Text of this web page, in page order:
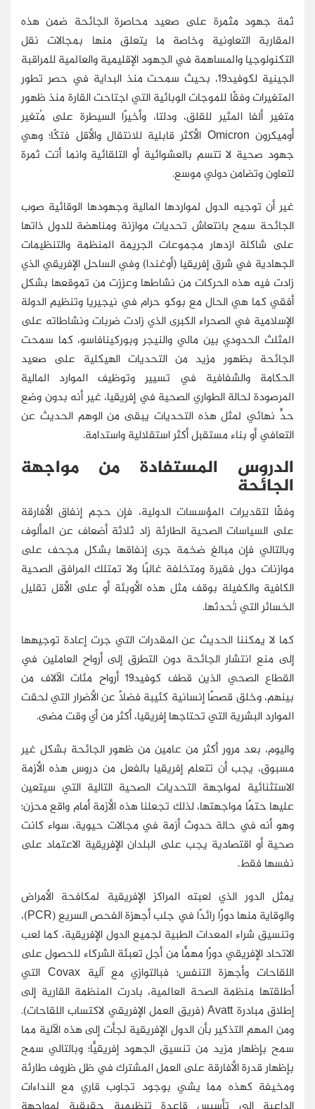
ثمة جهود مثمرة على صعيد محاصرة الجائحة ضمن هذه
المقاربة التعاونية وخاصة ما يتعلق منها بمجالات نقل
التكنولوجيا والمساهمة في الجهود الإقليمية والعالمية للمراقبة
الجينية لكوفيد19، بحيث سمحت منذ البداية في حصر تطور
المتغيرات وفقًا للموجات الوبائية التي اجتاحت القارة منذ ظهور
متغير ألفا المثير للقلق، ودلتا، وأخيرًا السيطرة على مُتغير
أوميكرون Omicron الأكثر قابلية للانتقال والأقل فتكًا؛ وهي
جهود صحية لا تتسم بالعشوائية أو التلقائية وانما أتت ثمرة
لتعاون وتضامن دولي موسع.
غير أن توجيه الدول لمواردها المالية وجهودها الوقائية صوب
الجائحة سمح بانتعاش تحديات موازنة ومناهضة للدول ذاتها
على شاكلة ازدهار مجموعات الجريمة المنظمة والتنظيمات
الجهادية في شرق إفريقيا (أوغندا) وفي الساحل الإفريقي الذي
زادت فيه هذه الحركات من نشاطها وعززت من تموقعها بشكل
أفقي كما هي الحال مع بوكو حرام في نيجيريا وتنظيم الدولة
الإسلامية في الصحراء الكبرى الذي زادت ضربات ونشاطاته على
المثلث الحدودي بين مالي والنيجر وبوركينافاسو، كما سمحت
الجائحة بظهور مزيد من التحديات الهيكلية على صعيد
الحكامة والشفافية في تسيير وتوظيف الموارد المالية
المرصودة لحالة الطواري الصحية في إفريقيا، غير أنه بدون وضع
حدٍّ نهائي لمثل هذه التحديات يبقى من الوهم الحديث عن
التعافي أو بناء مستقبل أكثر استقلالية واستدامة.
الدروس المستفادة من مواجهة
الجائحة
وفقًا لتقديرات المؤسسات الدولية، فإن حجم إنفاق الأفارقة
على السياسات الصحية الطارئة زاد ثلاثة أضعاف عن المألوف
وبالتالي فإن مبالغ ضخمة جرى إنفاقها بشكل مجحف على
موازنات دول فقيرة ومتخلفة غالبًا ولا تمتلك المرافق الصحية
الكافية والكفيلة بوقف مثل هذه الأوبئة أو على الأقل تقليل
الخسائر التي تُحدثها.
كما لا يمكننا الحديث عن المقدرات التي جرت إعادة توجيهها
إلى منع انتشار الجائحة دون التطرق إلى أرواح العاملين في
القطاع الصحي الذين قطف كوفيد19 أرواح مئات الآلاف من
بينهم، وخلق قصصًا إنسانية كئيبة فضلًا عن الأضرار التي لحقت
الموارد البشرية التي تحتاجها إفريقيا، أكثر من أي وقت مضى.
واليوم، بعد مرور أكثر من عامين من ظهور الجائحة بشكل غير
مسبوق، يجب أن تتعلم إفريقيا بالفعل من دروس هذه الأزمة
الاستثنائية لمواجهة التحديات الصحية التالية التي سيتعين
عليها حتمًا مواجهتها، لذلك تجعلنا هذه الأزمة أمام واقع محزن؛
وهو أنه في حالة حدوث أزمة في مجالات حيوية، سواء كانت
صحية أو اقتصادية يجب على البلدان الإفريقية الاعتماد على
نفسها فقط.
يمثل الدور الذي لعبته المراكز الإفريقية لمكافحة الأمراض
والوقاية منها دورًا رائدًا في جلب أجهزة الفحص السريع (PCR)،
وتنسيق شراء المعدات الطبية لجميع الدول الإفريقية، كما لعب
الاتحاد الإفريقي دورًا مهمًّا من أجل تعبئة الشركاء للحصول على
اللقاحات وأجهزة التنفس؛ فبالتوازي مع آليةCovax التي
أطلقتها منظمة الصحة العالمية، بادرت المنظمة القارية إلى
إطلاق مبادرةAvatt(فريق العمل الإفريقي لاكتساب اللقاحات).
ومن المهم التذكير بأن الدول الإفريقية لجأت إلى هذه الآلية مما
سمح بإظهار مزيد من تنسيق الجهود إفريقيًّا؛ وبالتالي سمح
بإظهار قدرة الأفارقة على العمل المشترك في ظل ظروف طارئة
ومخيفة كهذه مما يشي بوجود تجاوب قاري مع النداءات